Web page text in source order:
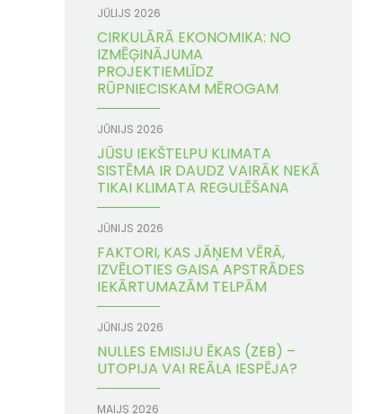
JŪLIJS 2026
CIRKULĀRĀ EKONOMIKA: NO
IZMĒĢINĀJUMA
PROJEKTIEMLĪDZ
RŪPNIECISKAM MĒROGAM
JŪNIJS 2026
JŪSU IEKŠTELPU KLIMATA
SISTĒMA IR DAUDZ VAIRĀK NEKĀ
TIKAI KLIMATA REGULĒŠANA
JŪNIJS 2026
FAKTORI, KAS JĀŅEM VĒRĀ,
IZVĒLOTIES GAISA APSTRĀDES
IEKĀRTUMAZĀM TELPĀM
JŪNIJS 2026
NULLES EMISIJU ĒKAS (ZEB) –
UTOPIJA VAI REĀLA IESPĒJA?
MAIJS 2026